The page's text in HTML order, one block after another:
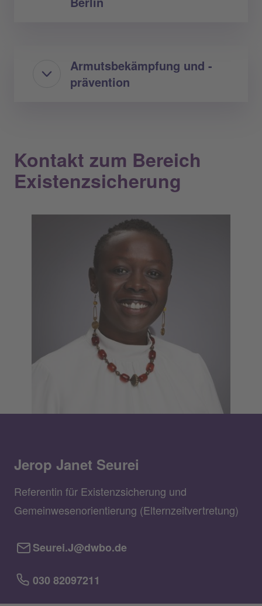
Armutsbekämpfung und -
prävention
Kontakt zum Bereich
Existenzsicherung
Jerop Janet Seurei
Referentin für Existenzsicherung und
Gemeinwesenorientierung (Elternzeitvertretung)
Seurei.J@dwbo.de
030 82097211